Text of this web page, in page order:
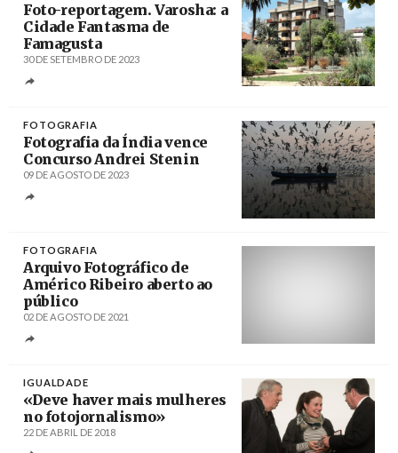
Foto-reportagem. Varosha: a
Cidade Fantasma de
Famagusta
30 DE SETEMBRO DE 2023
FOTOGRAFIA
Fotografia da Índia vence
Concurso Andrei Stenin
09 DE AGOSTO DE 2023
FOTOGRAFIA
Arquivo Fotográfico de
Américo Ribeiro aberto ao
público
02 DE AGOSTO DE 2021
IGUALDADE
«Deve haver mais mulheres
no fotojornalismo»
22 DE ABRIL DE 2018